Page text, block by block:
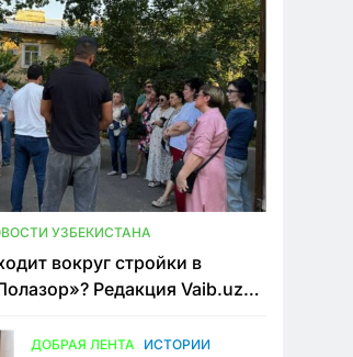
УЗБЕКИСТАНА
вокруг стройки в
Редакция Vaib.uz
ДОБРАЯ ЛЕНТА ИСТОРИИ